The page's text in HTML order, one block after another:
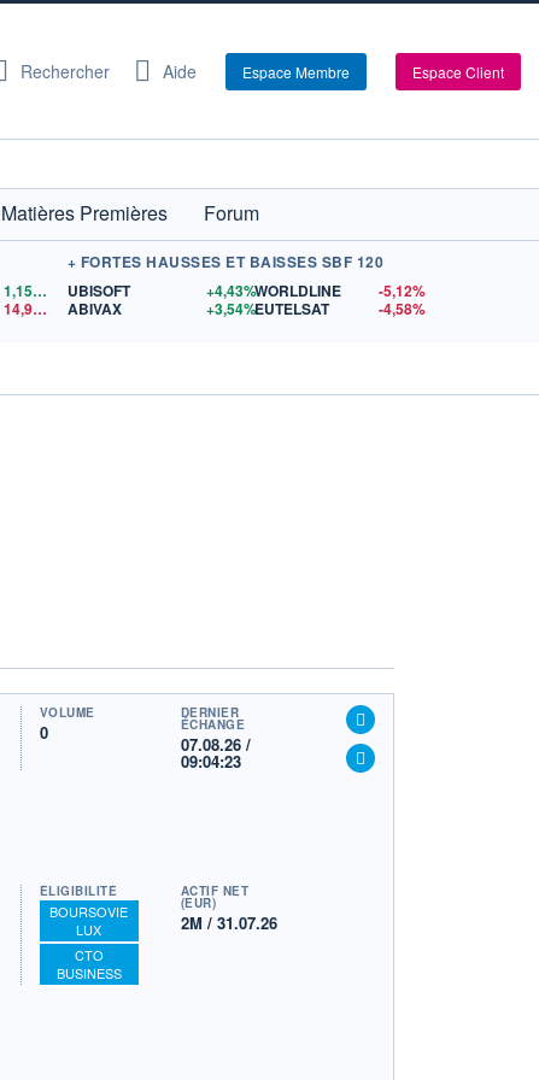
Rechercher Aide Espace Membre Espace Client
Matières Premières
Forum
1,1559
$US
14,90$US
+ FORTES HAUSSES ET BAISSES SBF 120
UBISOFT
+4,43%
ABIVAX
+3,54%
WORLDLINE
-5,12%
EUTELSAT
-4,58%
VOLUME
0
DERNIER
ÉCHANGE
07.08.26 /
09:04:23
ÉLIGIBILITÉ
BOURSOVIE
LUX
CTO
BUSINESS
ACTIF NET
(EUR)
2M / 31.07.26